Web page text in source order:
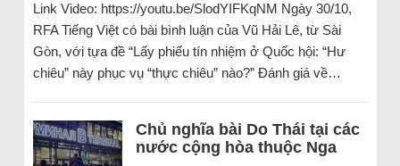
Link Video: https://youtu.be/SlodYIFKqNM Ngày 30/10,
RFA Tiếng Việt có bài bình luận của Vũ Hải Lê, từ Sài
Gòn, với tựa đề “Lấy phiếu tín nhiệm ở Quốc hội: “Hư
chiêu” này phục vụ “thực chiêu” nào?” Đánh giá về…
Chủ nghĩa bài Do Thái tại các
nước cộng hòa thuộc Nga